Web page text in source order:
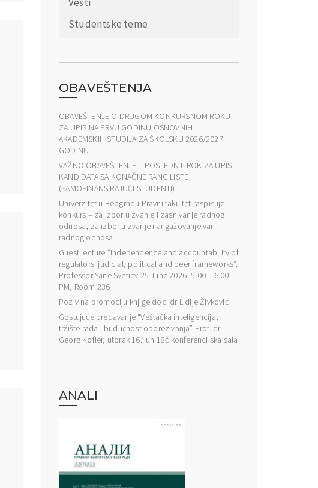
Vesti
Studentske teme
OBAVEŠTENJA
OBAVEŠTENJE O DRUGOM KONKURSNOM ROKU
ZA UPIS NA PRVU GODINU OSNOVNIH
AKADEMSKIH STUDIJA ZA ŠKOLSKU 2026/2027.
GODINU
VAŽNO OBAVEŠTENJE – POSLEDNJI ROK ZA UPIS
KANDIDATA SA KONAČNE RANG LISTE
(SAMOFINANSIRAJUĆI STUDENTI)
Univerzitet u Beogradu Pravni fakultet raspisuje
konkurs – za izbor u zvanje i zasnivanje radnog
odnosa, za izbor u zvanje i angažovanje van
radnog odnosa
Guest lecture “Independence and accountability of
regulators: judicial, political and peer frameworks”,
Professor Yane Svetiev 25 June 2026, 5.00 – 6.00
PM, Room 236
Poziv na promociju knjige doc. dr Lidije Živković
Gostujuće predavanje “Veštačka inteligencija,
tržište rada i budućnost oporezivanja” Prof. dr
Georg Kofler, utorak 16. jun 18č konferencijska sala
ANALI